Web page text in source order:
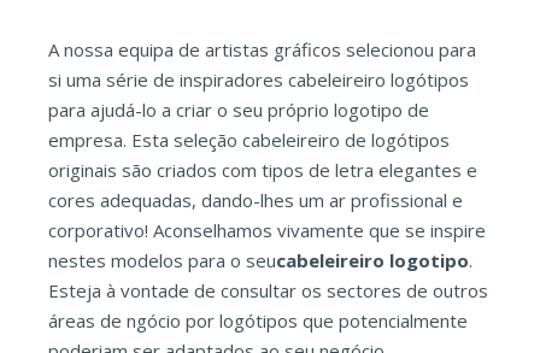
A nossa equipa de artistas gráficos selecionou para
si uma série de inspiradores cabeleireiro logótipos
para ajudá-lo a criar o seu próprio logotipo de
empresa. Esta seleção cabeleireiro de logótipos
originais são criados com tipos de letra elegantes e
cores adequadas, dando-lhes um ar profissional e
corporativo! Aconselhamos vivamente que se inspire
nestes modelos para o seucabeleireiro logotipo.
Esteja à vontade de consultar os sectores de outros
áreas de ngócio por logótipos que potencialmente